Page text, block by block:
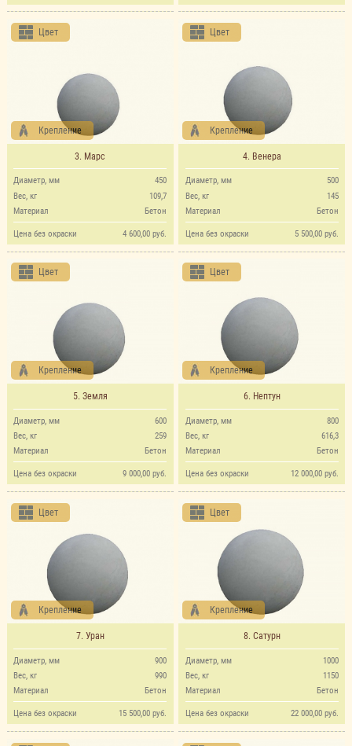
Крепление
Цвет
3. Марс
450
Диаметр, мм
109,7
Вес, кг
Бетон
Материал
4 600,00 руб.
Цена без окраски
Крепление
Цвет
4. Венера
500
Диаметр, мм
145
Вес, кг
Бетон
Материал
5 500,00 руб.
Цена без окраски
Крепление
Цвет
5. Земля
600
Диаметр, мм
259
Вес, кг
Бетон
Материал
9 000,00 руб.
Цена без окраски
Крепление
Цвет
6. Нептун
800
Диаметр, мм
616,3
Вес, кг
Бетон
Материал
12 000,00 руб.
Цена без окраски
Крепление
Цвет
7. Уран
900
Диаметр, мм
990
Вес, кг
Бетон
Материал
15 500,00 руб.
Цена без окраски
Крепление
Цвет
8. Сатурн
1000
Диаметр, мм
1150
Вес, кг
Бетон
Материал
22 000,00 руб.
Цена без окраски